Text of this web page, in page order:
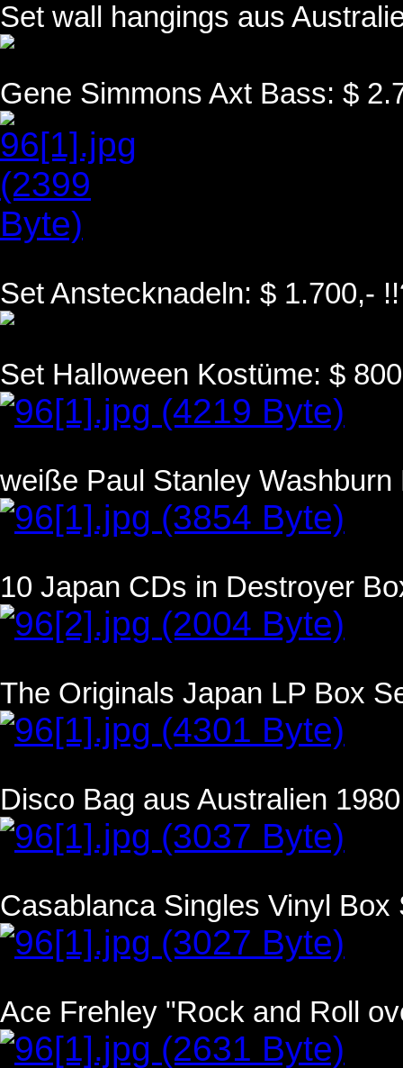
Set wall hangings aus
Gene Simmons Axt Bass: $
Set Anstecknadeln: $ 1.700,-
Set Halloween Kostüme: $
weiße Paul Stanley
10 Japan CDs in Destroyer
The Originals Japan LP Box
Disco Bag aus Australien
Casablanca Singles Vinyl Box
Ace Frehley "Rock and Roll